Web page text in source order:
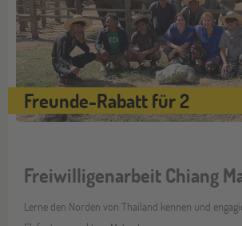
Freunde-Rabatt für 2
Freiwilligenarbeit Chiang
Lerne den Norden von Thailand kennen und